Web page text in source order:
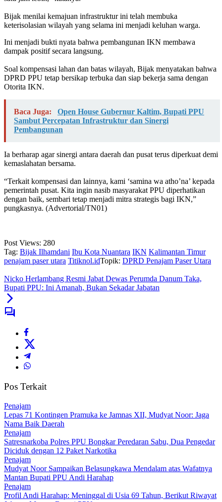
‎Bijak menilai kemajuan infrastruktur ini telah membuka
keterisolasian wilayah yang selama ini menjadi keluhan warga.
Ini menjadi bukti nyata bahwa pembangunan IKN membawa
dampak positif secara langsung.
‎Soal kompensasi lahan dan batas wilayah, Bijak menyatakan bahwa
DPRD PPU tetap bersikap terbuka dan siap bekerja sama dengan
Otorita IKN.
Baca Juga:
Open House Gubernur Kaltim, Bupati PPU
Sambut Percepatan Infrastruktur dan Sinergi
Pembangunan
Ia berharap agar sinergi antara daerah dan pusat terus diperkuat demi
kemaslahatan bersama.
‎“Terkait kompensasi dan lainnya, kami ‘samina wa atho’na’ kepada
pemerintah pusat. Kita ingin nasib masyarakat PPU diperhatikan
dengan baik, sembari tetap menjadi mitra strategis bagi IKN,”
pungkasnya. (Advertorial/TN01)
Post Views: 280
Tag: Bijak Ilhamdani Ibu Kota Nuantara IKN Kalimantan Timur
penajam paser utara Titiknol.idTopik: DPRD Penajam Paser Utara
Nicko Herlambang Resmi Jabat Dewas Perumda Danum Taka,
Bupati PPU: Ini Amanah, Bukan Sekadar Jabatan
Pos Terkait
Penajam
Lepas 71 Kontingen Pramuka ke Jamnas XII, Mudyat Noor: Jaga
Nama Baik Daerah
Penajam
Satresnarkoba Polres PPU Bongkar Peredaran Sabu, Dua Pengedar
Diciduk dengan 12 Paket Narkotika
Penajam
Mudyat Noor Sampaikan Belasungkawa Mendalam atas Wafatnya
Mantan Bupati PPU Andi Harahap
Penajam
Profil Andi Harahap: Meninggal di Usia 69 Tahun, Berikut Riwayat